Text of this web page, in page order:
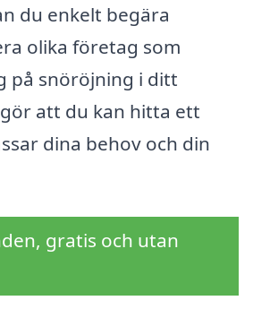
du enkelt begära
olika företag som
på snöröjning i ditt
att du kan hitta ett
dina behov och din
gratis och utan